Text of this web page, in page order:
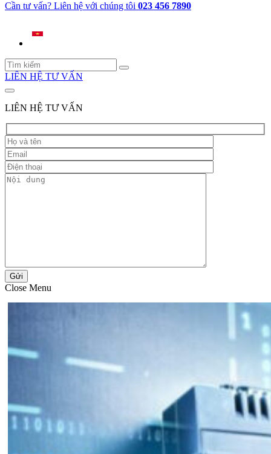
Cần tư vấn? Liên hệ với chúng tôi 023 456 7890
LIÊN HỆ TƯ VẤN
LIÊN HỆ TƯ VẤN
Gửi
Close Menu